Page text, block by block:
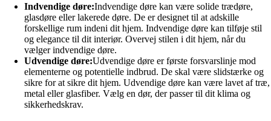
Indvendige døre:Indvendige døre kan være solide trædøre,
glasdøre eller lakerede døre. De er designet til at adskille
forskellige rum indeni dit hjem. Indvendige døre kan tilføje stil
og elegance til dit interiør. Overvej stilen i dit hjem, når du
vælger indvendige døre.
Udvendige døre:Udvendige døre er første forsvarslinje mod
elementerne og potentielle indbrud. De skal være slidstærke og
sikre for at sikre dit hjem. Udvendige døre kan være lavet af træ,
metal eller glasfiber. Vælg en dør, der passer til dit klima og
sikkerhedskrav.